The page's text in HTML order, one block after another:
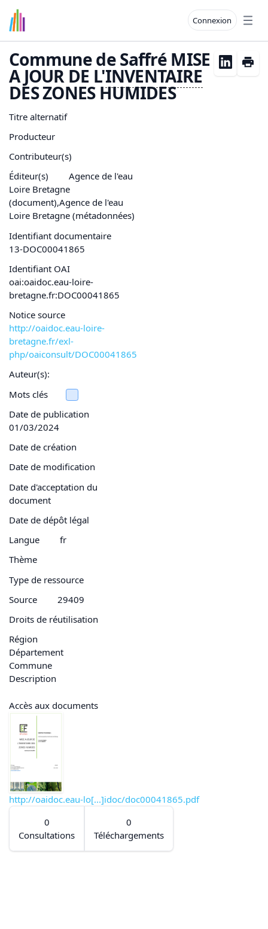
Connexion
Commune de Saffré MISE
A JOUR DE L'INVENTAIRE
DES ZONES HUMIDES
Titre alternatif
Producteur
Contributeur(s)
Éditeur(s)
Agence de l'eau
Loire Bretagne
(document),Agence de l'eau
Loire Bretagne (métadonnées)
Identifiant documentaire
13-DOC00041865
Identifiant OAI
oai:oaidoc.eau-loire-
bretagne.fr:DOC00041865
Notice source
http://oaidoc.eau-loire-
bretagne.fr/exl-
php/oaiconsult/DOC00041865
Auteur(s):
Mots clés
Date de publication
01/03/2024
Date de création
Date de modification
Date d'acceptation du
document
Date de dépôt légal
Langue
fr
Thème
Type de ressource
Source
29409
Droits de réutilisation
Région
Département
Commune
Description
Accès aux documents
http://oaidoc.eau-lo[...]idoc/doc00041865.pdf
0
Consultations
0
Téléchargements